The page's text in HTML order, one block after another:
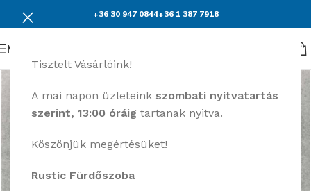
Tisztelt Vásárlóink!
A mai napon üzleteink szombati nyitvatartás
szerint, 13:00 óráig tartanak nyitva.
Köszönjük megértésüket!
Rustic Fürdőszoba
+36 30 947 0844+36 1 387 7918
Menü